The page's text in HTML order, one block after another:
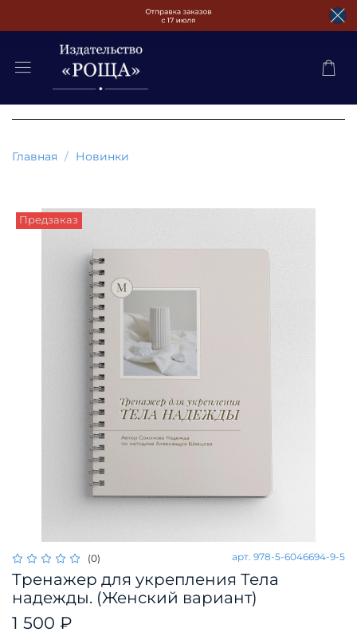
Главная Новинки
Предзаказ
(0) арт. 978-5-6046694-9-5
Тренажер для укрепления Тела
надежды. (Женский вариант)
1 500 ₽